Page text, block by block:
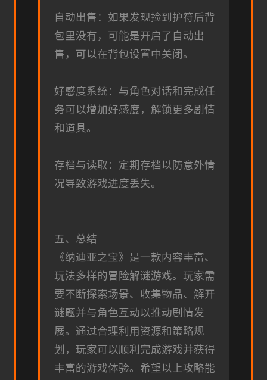
自动出售：如果发现捡到护符后背
包里没有，可能是开启了自动出
售，可以在背包设置中关闭。
好感度系统：与角色对话和完成任
务可以增加好感度，解锁更多剧情
和道具。
存档与读取：定期存档以防意外情
况导致游戏进度丢失。
五、总结
《纳迪亚之宝》是一款内容丰富、
玩法多样的冒险解谜游戏。玩家需
要不断探索场景、收集物品、解开
谜题并与角色互动以推动剧情发
展。通过合理利用资源和策略规
划，玩家可以顺利完成游戏并获得
丰富的游戏体验。希望以上攻略能